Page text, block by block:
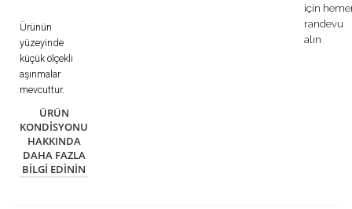
Ürünün
yüzeyinde
küçük ölçekli
aşınmalar
mevcuttur.
ÜRÜN
KONDISYONU
HAKKINDA
DAHA FAZLA
BILGI EDININ
için
randevu
alın